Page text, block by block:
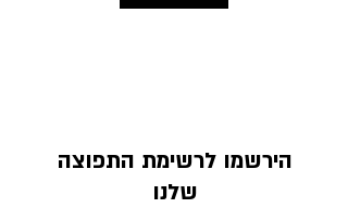
הירשמו לרשימת התפוצה
שלנו